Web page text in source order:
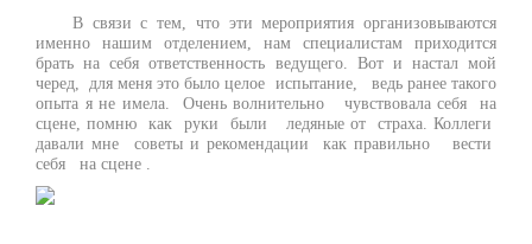
В связи с тем, что эти мероприятия организовываются
именно нашим отделением, нам специалистам приходится
брать на себя ответственность ведущего. Вот и настал мой
черед, для меня это было целое испытание, ведь ранее такого
опыта я не имела. Очень волнительно чувствовала себя на
сцене, помню как руки были ледяные от страха. Коллеги
давали мне советы и рекомендации как правильно вести
себя на сцене .